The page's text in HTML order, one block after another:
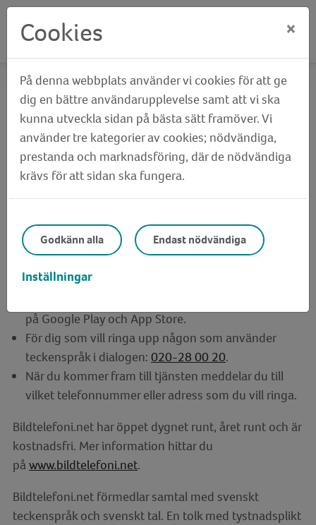
Kontakt Kontakta oss via Bildtelefoni.net
Kontakta oss via
Bildtelefoni.net
För dig som använder teckenspråk i
dialogen:tolk@tolk.sip.nu.
webbappen som nås via
på Google Play och App Store.
För dig som vill ringa upp någon som använder
teckenspråk i dialogen: 020-28 00 20.
När du kommer fram till tjänsten meddelar du till
vilket telefonnummer eller adress som du vill ringa.
Bildtelefoni.net har öppet dygnet runt, året runt och är
kostnadsfri. Mer information hittar du
påwww.bildtelefoni.net.
Bildtelefoni.net förmedlar samtal med svenskt
teckenspråk och svenskt tal. En tolk med tystnadsplikt
Cookies ×
På denna webbplats använder vi cookies för att ge
dig en bättre användarupplevelse samt att vi ska
kunna utveckla sidan på bästa sätt framöver. Vi
använder tre kategorier av cookies; nödvändiga,
prestanda och marknadsföring, där de nödvändiga
krävs för att sidan ska fungera.
Godkänn alla Endast nödvändiga
Inställningar